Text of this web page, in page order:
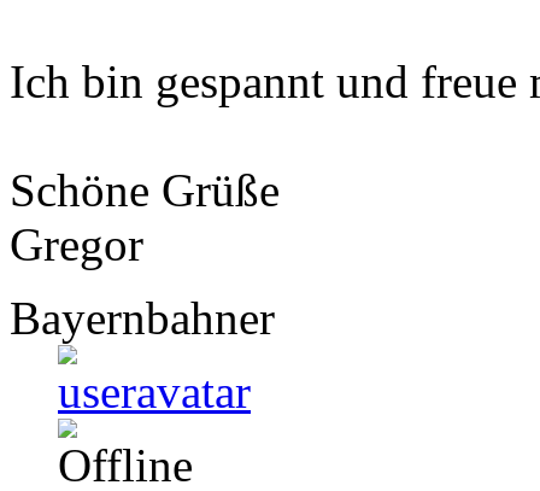
Ich bin gespannt und
Schöne Grüße
Gregor
Bayernbahner